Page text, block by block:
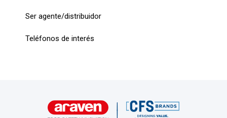
Ser agente/distribuidor
Teléfonos de interés